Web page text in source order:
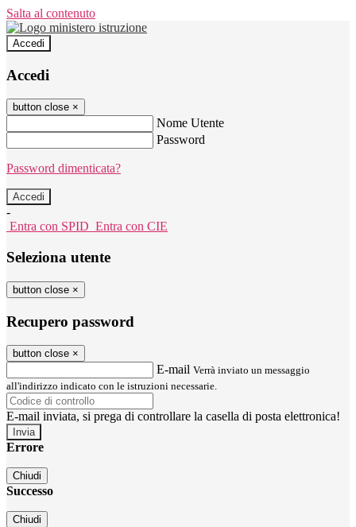
Salta al contenuto
Accedi
Accedi
button close ×
Nome Utente
Password
Password dimenticata?
-
Entra con SPID Entra con CIE
Seleziona utente
button close ×
Recupero password
button close ×
E-mail Verrà inviato un messaggio
all'indirizzo indicato con le istruzioni necessarie.
E-mail inviata, si prega di controllare la casella di posta elettronica!
Errore
Chiudi
Successo
Chiudi